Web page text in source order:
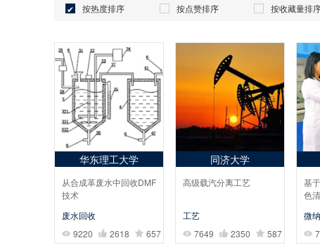
按热度排序 按点赞排序 按收藏量排
华东理工大学
从合成革废水中回收DMF
技术
废水回收
9220
2618 657
同济大学
高级载汽分离工艺
工艺
7649
2350 587
基
色
微